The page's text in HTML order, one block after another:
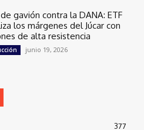
gavión contra la DANA: ETF
los márgenes del Júcar con
de alta resistencia
junio 19, 2026
377